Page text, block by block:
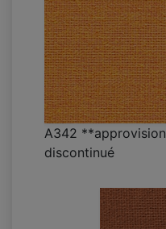
A342
discontinué